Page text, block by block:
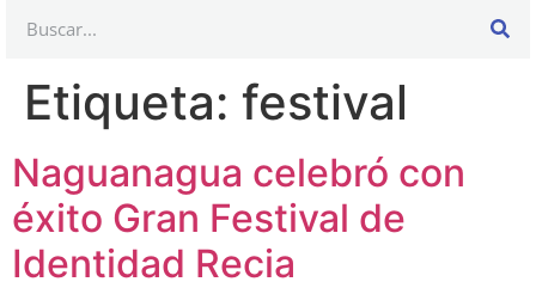
Etiqueta: festival
Naguanagua celebró con
éxito Gran Festival de
Identidad Recia